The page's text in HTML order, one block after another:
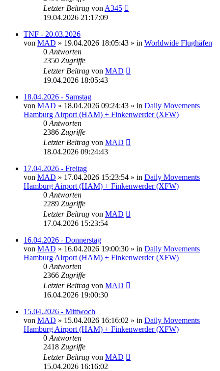
Letzter Beitrag von A345
19.04.2026 21:17:09
TNF - 20.03.2026
von MAD » 19.04.2026 18:05:43 » in Worldwide Flughäfen
0 Antworten
2350 Zugriffe
Letzter Beitrag von MAD
19.04.2026 18:05:43
18.04.2026 - Samstag
von MAD » 18.04.2026 09:24:43 » in Daily Movements
Hamburg Airport (HAM) + Finkenwerder (XFW)
0 Antworten
2386 Zugriffe
Letzter Beitrag von MAD
18.04.2026 09:24:43
17.04.2026 - Freitag
von MAD » 17.04.2026 15:23:54 » in Daily Movements
Hamburg Airport (HAM) + Finkenwerder (XFW)
0 Antworten
2289 Zugriffe
Letzter Beitrag von MAD
17.04.2026 15:23:54
16.04.2026 - Donnerstag
von MAD » 16.04.2026 19:00:30 » in Daily Movements
Hamburg Airport (HAM) + Finkenwerder (XFW)
0 Antworten
2366 Zugriffe
Letzter Beitrag von MAD
16.04.2026 19:00:30
15.04.2026 - Mittwoch
von MAD » 15.04.2026 16:16:02 » in Daily Movements
Hamburg Airport (HAM) + Finkenwerder (XFW)
0 Antworten
2418 Zugriffe
Letzter Beitrag von MAD
15.04.2026 16:16:02